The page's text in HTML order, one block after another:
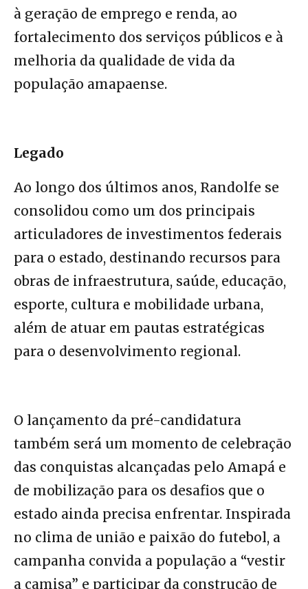
à geração de emprego e renda, ao
fortalecimento dos serviços públicos e à
melhoria da qualidade de vida da
população amapaense.
Legado
Ao longo dos últimos anos, Randolfe se
consolidou como um dos principais
articuladores de investimentos federais
para o estado, destinando recursos para
obras de infraestrutura, saúde, educação,
esporte, cultura e mobilidade urbana,
além de atuar em pautas estratégicas
para o desenvolvimento regional.
O lançamento da pré-candidatura
também será um momento de celebração
das conquistas alcançadas pelo Amapá e
de mobilização para os desafios que o
estado ainda precisa enfrentar. Inspirada
no clima de união e paixão do futebol, a
campanha convida a população a “vestir
a camisa” e participar da construção de